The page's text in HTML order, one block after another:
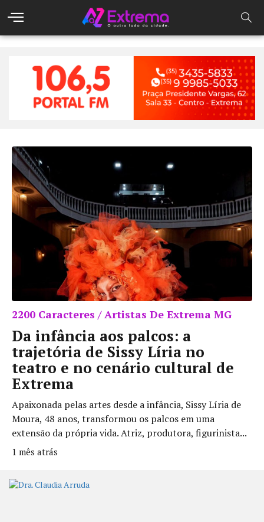
2200 Caracteres / Artistas De Extrema MG
Da infância aos palcos: a
trajetória de Sissy Líria no
teatro e no cenário cultural de
Extrema
Apaixonada pelas artes desde a infância, Sissy Líria de
Moura, 48 anos, transformou os palcos em uma
extensão da própria vida. Atriz, produtora, figurinista...
1 mês atrás